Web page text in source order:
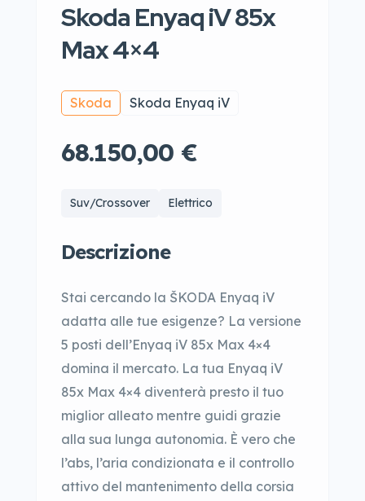
Skoda Enyaq iV 85x
Max 4×4
Skoda Skoda Enyaq iV
68.150,00 €
Suv/Crossover Elettrico
Descrizione
Stai cercando la ŠKODA Enyaq iV
adatta alle tue esigenze? La versione
5 posti dell’Enyaq iV 85x Max 4×4
domina il mercato. La tua Enyaq iV
85x Max 4×4 diventerà presto il tuo
miglior alleato mentre guidi grazie
alla sua lunga autonomia. È vero che
l’abs, l’aria condizionata e il controllo
attivo del mantenimento della corsia